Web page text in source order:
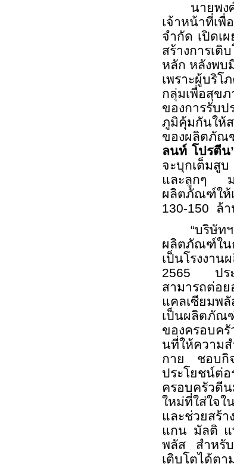
นายพ
เจ้าหน้าที่เ
จำกัด เปิดเ
สร้างการเ
หลัก หลังพบ
เพราะผู้บริ
กลุ่มเพื่อสุข
ของการรับป
ภูมิคุ้มกันให้
ของผลิตภัณ
ลนท์ โปรตีน
จะบุกเต็มสู
และลูกๆ ม
ผลิตภัณฑ์ให้
130-150 ล้
“บริษั
ผลิตภัณฑ์ใน
เป็นโรงงา
2565 ป
สามารถต่
แคลเซียมพ
เป็นผลิตภัณ
ของครอบค
นที่ให้ความ
กาย ชอบกิ
ประโยชน์ต่
ครอบครัวดี
ใหม่ที่ใส่ใจ
และช่วยสร้
แกน มัลติ
พลัส สำหรั
เติบโตได้ตา